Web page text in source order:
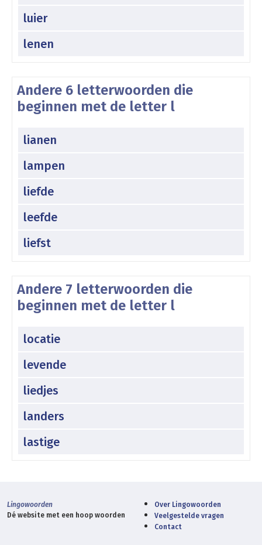
luier
lenen
Andere 6 letterwoorden die
beginnen met de letter l
lianen
lampen
liefde
leefde
liefst
Andere 7 letterwoorden die
beginnen met de letter l
locatie
levende
liedjes
landers
lastige
Lingowoorden
Dé website met een hoop woorden
Over Lingowoorden
Veelgestelde vragen
Contact